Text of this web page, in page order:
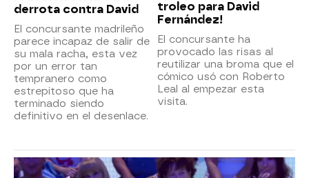
derrota contra David
El concursante madrileño
parece incapaz de salir de
su mala racha, esta vez
por un error tan
tempranero como
estrepitoso que ha
terminado siendo
definitivo en el desenlace.
troleo para David
Fernández!
El concursante ha
provocado las risas al
reutilizar una broma que el
cómico usó con Roberto
Leal al empezar esta
visita.